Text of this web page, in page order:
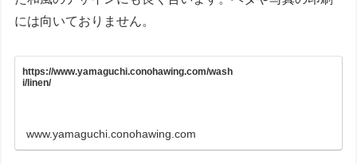
には向いておりません。
https://www.yamaguchi.conohawing.com/wash
i/linen/
www.yamaguchi.conohawing.com